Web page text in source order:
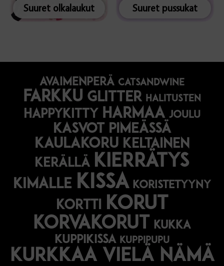
Suuret olkalaukut Suuret pussukat
avaimenperä catsandwine
farkku glitter halitusten
happykitty harmaa joulu
Kasvot pimeässä
kaulakoru keltainen
kerällä kierrätys
kimalle kissa koristetyyny
kortti korut
korvakorut
kukka
kuppikissa kuppipupu
Kurkkaa vielä nämä